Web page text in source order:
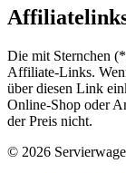
Die mit Sternchen
Affiliate-Links.
über diesen Link
Online-Shop oder
der Preis nicht.
© 2026